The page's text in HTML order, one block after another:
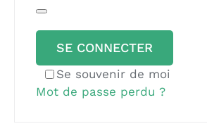
Se souvenir de moi
SE CONNECTER
Mot de passe perdu ?